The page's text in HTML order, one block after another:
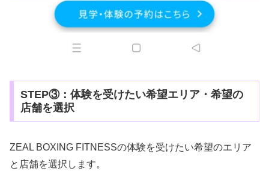
STEP③：体験を受けたい希望エリア・希望の
店舗を選択
ZEAL BOXING FITNESSの体験を受けたい希望のエリア
と店舗を選択します。